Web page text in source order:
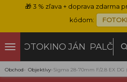
🎁3 % zľava + doprava zdarma
kódom:
FOTOKINO JÁN PALČO
Obchod › Objektívy› Sigma 28-70mm F/2.8 EX DG